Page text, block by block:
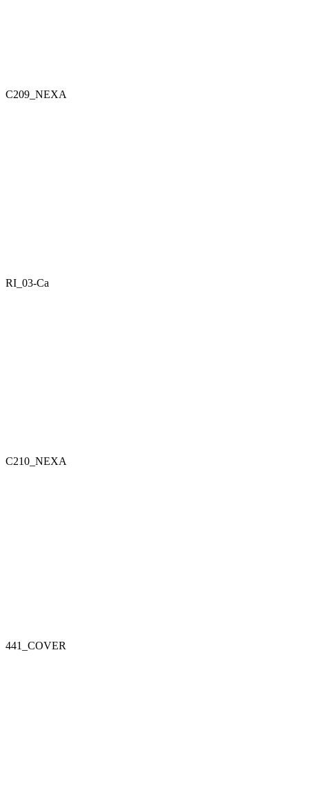
C209_NEXA
RI_03-Ca
C210_NEXA
441_COVER